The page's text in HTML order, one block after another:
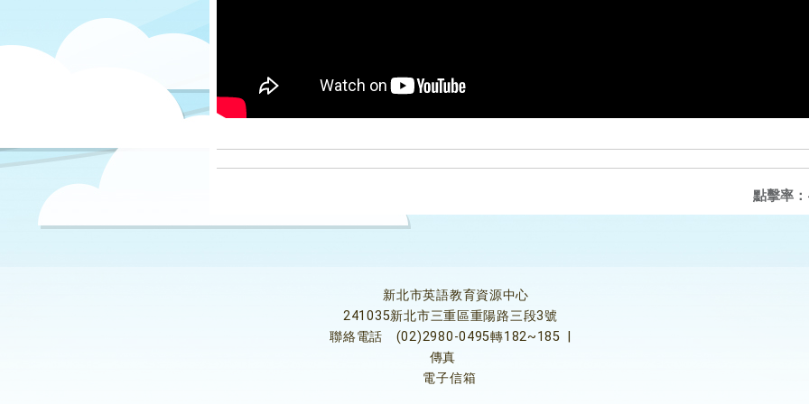
點擊率：
新北市英語教育資源中心
241035新北市三重區重陽路三段3號
聯絡電話
(02)2980-0495轉182~185
傳真
電子信箱